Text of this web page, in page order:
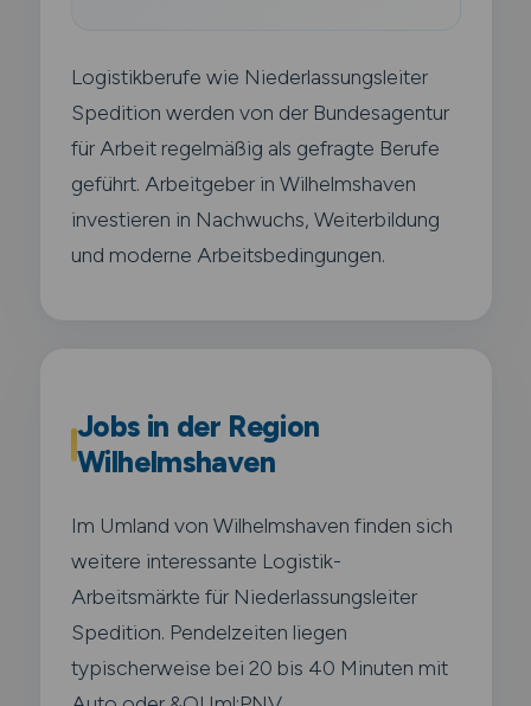
Logistikberufe wie Niederlassungsleiter
Spedition werden von der Bundesagentur
für Arbeit regelmäßig als gefragte Berufe
geführt. Arbeitgeber in Wilhelmshaven
investieren in Nachwuchs, Weiterbildung
und moderne Arbeitsbedingungen.
Jobs in der Region
Wilhelmshaven
Im Umland von Wilhelmshaven finden sich
weitere interessante Logistik-
Arbeitsmärkte für Niederlassungsleiter
Spedition. Pendelzeiten liegen
typischerweise bei 20 bis 40 Minuten mit